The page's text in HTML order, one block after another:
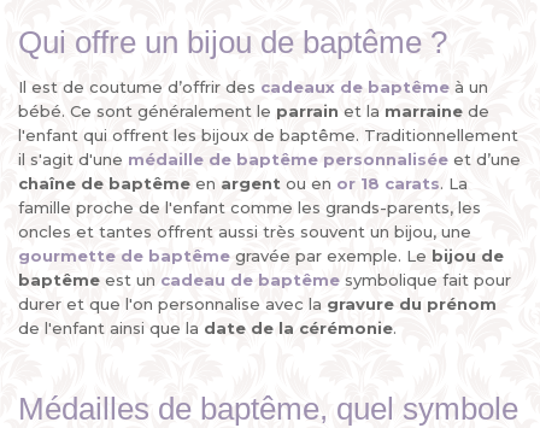
Qui offre un bijou de baptême ?
Il est de coutume d’offrir des cadeaux de baptême à un
bébé. Ce sont généralement le parrain et la marraine de
l'enfant qui offrent les bijoux de baptême. Traditionnellement
il s'agit d'une médaille de baptême personnalisée et d’une
chaîne de baptême en argent ou en or 18 carats. La
famille proche de l'enfant comme les grands-parents, les
oncles et tantes offrent aussi très souvent un bijou, une
gourmette de baptême gravée par exemple. Le bijou de
baptême est un cadeau de baptême symbolique fait pour
durer et que l'on personnalise avec la gravure du prénom
de l'enfant ainsi que la date de la cérémonie.
Médailles de baptême, quel symbole